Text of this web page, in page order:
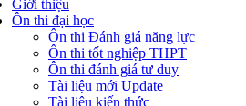
Giới thiệu
Ôn thi đại học
Ôn thi Đánh giá năng lực
Ôn thi tốt nghiệp THPT
Ôn thi đánh giá tư duy
Tài liệu mới Update
Tài liệu kiến thức